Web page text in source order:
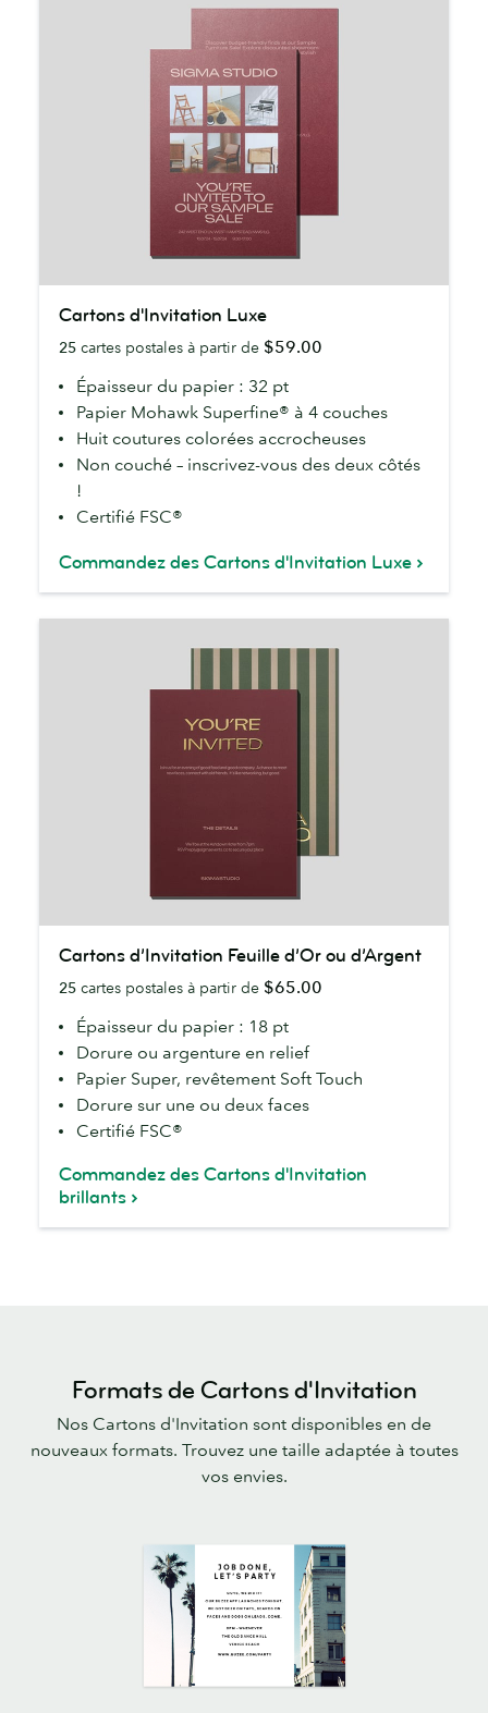
d'Invitation
Luxe
Cartons d'Invitation Luxe
25 cartes postales à partir de $59.00
Épaisseur du papier : 32 pt
Papier Mohawk Superfine® à 4 couches
Huit coutures colorées accrocheuses
Non couché – inscrivez-vous des deux côtés
!
Certifié FSC®
Commandez des Cartons d'Invitation Luxe
d’Invitation
Feuille
d’Argent
Cartons d’Invitation Feuille d’Or ou d’Argent
25 cartes postales à partir de $65.00
Épaisseur du papier : 18 pt
Dorure ou argenture en relief
Papier Super, revêtement Soft Touch
Dorure sur une ou deux faces
Certifié FSC®
Commandez des Cartons d'Invitation
brillants
Formats de Cartons d'Invitation
Nos Cartons d'Invitation sont disponibles en de
nouveaux formats. Trouvez une taille adaptée à toutes
vos envies.